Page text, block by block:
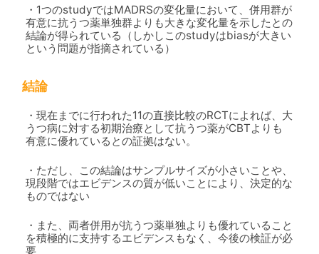
・1つのstudyではMADRSの変化量において、併用群が
有意に抗うつ薬単独群よりも大きな変化量を示したとの
結論が得られている（しかしこのstudyはbiasが大きい
という問題が指摘されている）
結論
・現在までに行われた11の直接比較のRCTによれば、大
うつ病に対する初期治療として抗うつ薬がCBTよりも
有意に優れているとの証拠はない。
・ただし、この結論はサンプルサイズが小さいことや、
現段階ではエビデンスの質が低いことにより、決定的な
ものではない
・また、両者併用が抗うつ薬単独よりも優れていること
を積極的に支持するエビデンスもなく、今後の検証が必
要